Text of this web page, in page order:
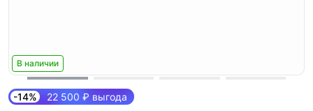
В наличии
-14% 22 500 ₽ выгода